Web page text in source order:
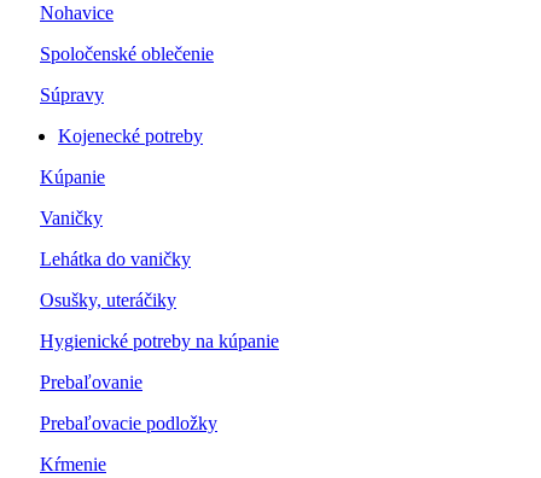
Nohavice
Spoločenské oblečenie
Súpravy
Kojenecké potreby
Kúpanie
Vaničky
Lehátka do vaničky
Osušky, uteráčiky
Hygienické potreby na kúpanie
Prebaľovanie
Prebaľovacie podložky
Kŕmenie